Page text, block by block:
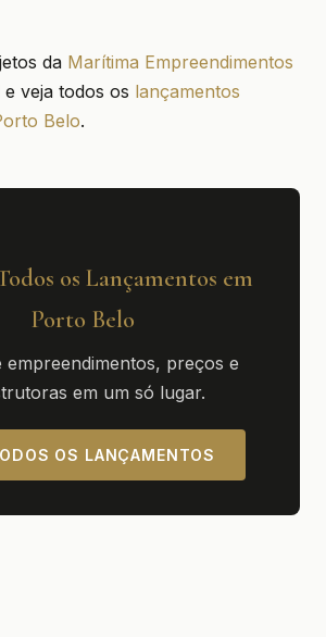
da Marítima Empreendimentos
veja todos os lançamentos
Belo.
os Lançamentos em
Porto Belo
empreendimentos, preços e
em um só lugar.
OS LANÇAMENTOS